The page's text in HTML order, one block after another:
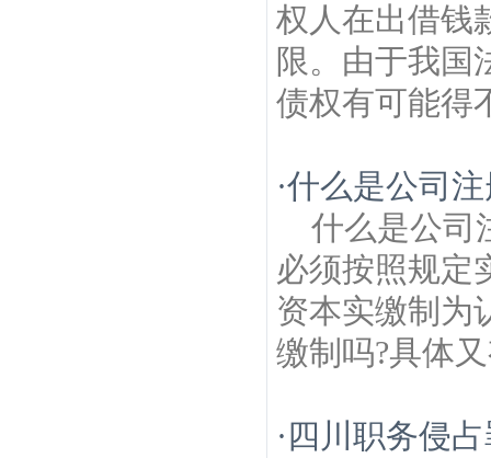
权人在出借钱
限。由于我国
债权有可能得
·什么是公司
什么是公司
必须按照规定
资本实缴制为
缴制吗?具体
·四川职务侵